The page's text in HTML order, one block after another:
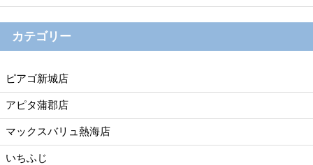
カテゴリー
ピアゴ新城店
アピタ蒲郡店
マックスバリュ熱海店
いちふじ